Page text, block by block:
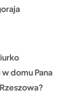
domu Pana